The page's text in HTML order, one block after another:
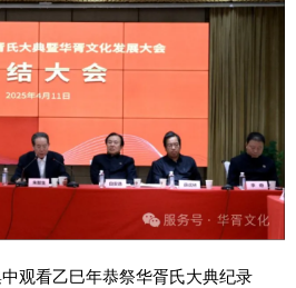
观看乙巳年恭祭华胥氏大典纪录